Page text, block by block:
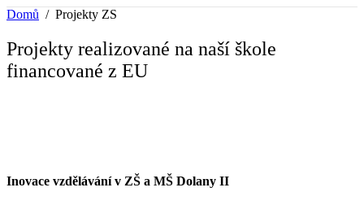
Domů Projekty ZS
Projekty realizované na naší škole
financované z EU
Inovace vzdělávání v ZŠ a MŠ Dolany II